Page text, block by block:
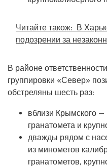
Читайте також: В
подозрении за
В районе
группировки «Север»
обстреляны шесть раз:
вблизи Крымского —
гранатомета и
дважды рядом с
из минометов
гранатометов,